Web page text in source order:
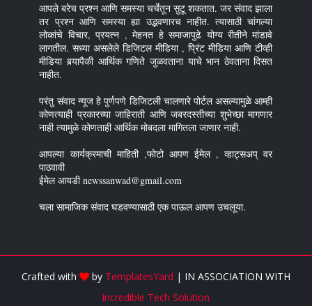
आपले बरेच प्रश्न आणि समस्या चर्चेतून सुटू शकतात. जर संवाद झाला
तर प्रश्न आणि समस्या ह्या उद्भवणारच नाहीत. त्यासाठी चांगल्या
लोकांचे विचार, प्रयत्न , मेहनत हे समाजापुढे योग्य रीतीने मांडावे
लागतील. सध्या असलेले डिजिटल मीडिया , प्रिंट मीडिया आणि टीव्ही
मीडिया बर्‍यापैकी आर्थिक गणिते जुळवताना याचे भान ठेवताना दिसत
नाहीत.
परंतु संवाद न्यूज हे पुर्णपणे डिजिटली चालणारे पोर्टल असल्यामुळे आम्ही
कोणत्याही प्रकारच्या जाहिराती आणि जबरदस्तीच्या शुभेच्छा मागणार
नाही त्यामुळे कोणताही आर्थिक मोबदला मागितला जाणार नाही.
आपल्या कार्यक्रमाची माहिती ,फोटो आपण ईमेल , व्हाट्सअप् वर
पाठवावी
ईमेल आयडी newssanwad@gmail.com
चला सामाजिक संवाद घडवण्यासाठी एक पाऊल आपण उचलूया.
Crafted with by TemplatesYard | IN ASSOCIATION WITH
Incredible Tech Solution